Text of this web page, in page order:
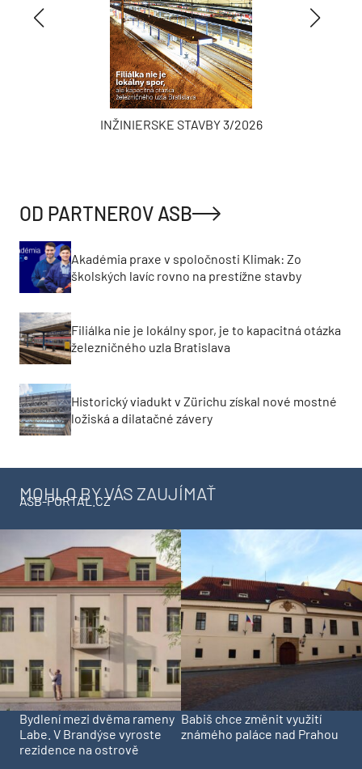
INŽINIERSKE STAVBY 3/2026
OD PARTNEROV ASB
Akadémia praxe v spoločnosti Klimak: Zo
školských lavíc rovno na prestížne stavby
Filiálka nie je lokálny spor, je to kapacitná otázka
železničného uzla Bratislava
Historický viadukt v Zürichu získal nové mostné
ložiská a dilatačné závery
MOHLO BY VÁS ZAUJÍMAŤ
ASB-PORTAL.CZ
Bydlení mezi dvěma rameny
Labe. V Brandýse vyroste
rezidence na ostrově
Babiš chce změnit využití
známého paláce nad Prahou